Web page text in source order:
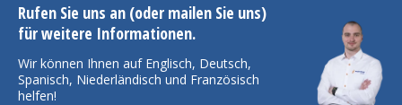
Rufen Sie uns an (oder mailen Sie uns)
für weitere Informationen.
Wir können Ihnen auf Englisch, Deutsch,
Spanisch, Niederländisch und Französisch
helfen!